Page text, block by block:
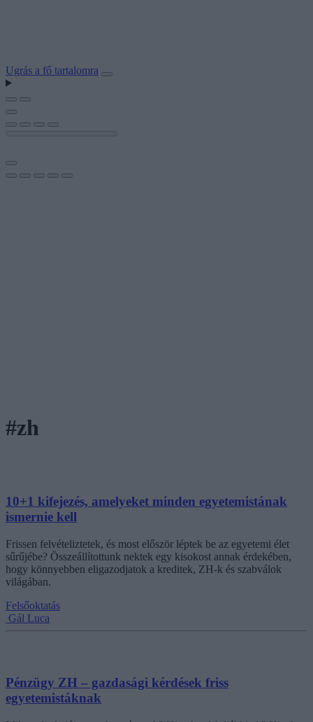
Ugrás a fő tartalomra
#zh
10+1 kifejezés, amelyeket minden egyetemistának
ismernie kell
Frissen felvételiztetek, és most először léptek be az egyetemi élet
sűrűjébe? Összeállítottunk nektek egy kisokost annak érdekében,
hogy könnyebben eligazodjatok a kreditek, ZH-k és szabválok
világában.
Felsőoktatás
Gál Luca
Pénzügy ZH – gazdasági kérdések friss
egyetemistáknak